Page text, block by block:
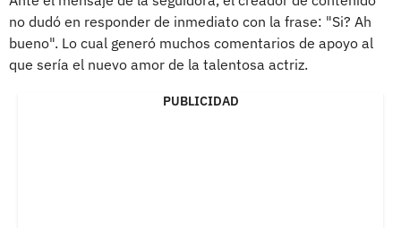
no dudó en responder de inmediato con la frase: "Si? Ah
bueno". Lo cual generó muchos comentarios de apoyo al
que sería el nuevo amor de la talentosa actriz.
PUBLICIDAD